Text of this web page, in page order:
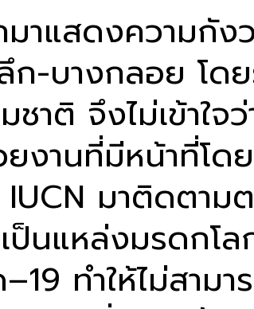
าแสดงความกั
-บางกลอย โดย
ติ จึงไม่เข้าใจ
งานที่มีหน้าที่โ
มาติดตาม
ป็นแหล่งมรดกโ
ทำให้ไม่สาม